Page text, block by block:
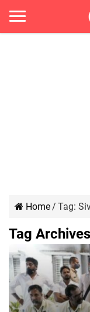
Home/ Tag:
Tag